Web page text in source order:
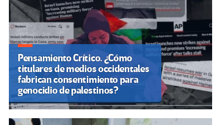
Pensamiento Crítico. ¿Cómo
titulares de medios occidentales
fabrican consentimiento para
genocidio de palestinos?